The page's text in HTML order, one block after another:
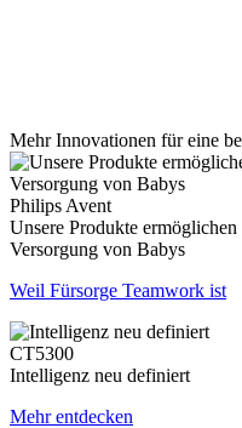
Mehr Innovationen für eine
Philips Avent
Unsere Produkte
Versorgung von Babys
Weil Fürsorge Teamwork ist
CT5300
Intelligenz neu definiert
Mehr entdecken